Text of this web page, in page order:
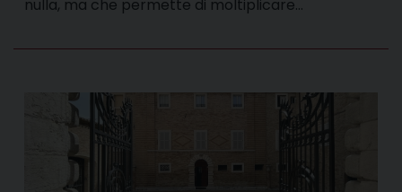
nulla, ma che permette di moltiplicare…